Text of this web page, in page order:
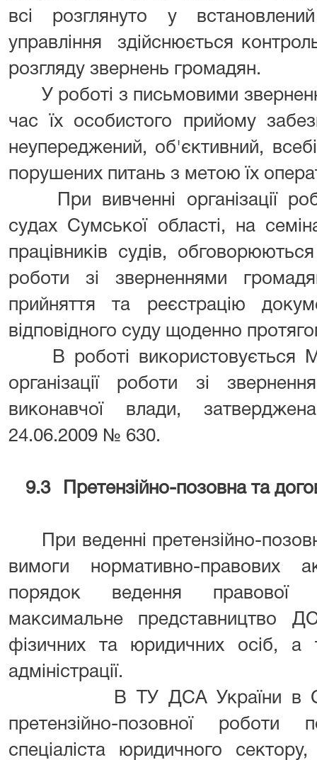
всі розглянуто у
управління здійснюється
розгляду звернень громадян.
У роботі з письмовими
час їх особистого прийому
неупереджений, об'єктивний,
порушених питань з метою їх
При вивченні організації
судах Сумської області, на
працівників судів,
роботи зі зверненнями
прийняття та реєстрацію
відповідного суду щоденно
В роботі використовується
організації роботи зі
виконавчої влади,
24.06.2009 № 630.
9.3 Претензійно-позовна та
При веденні претензійно-
вимоги нормативно-правових
порядок ведення правової
максимальне представництво
фізичних та юридичних осіб, а
адміністрації.
В ТУ ДСА України в
претензійно-позовної роботи
спеціаліста юридичного